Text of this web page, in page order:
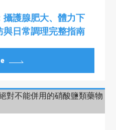
攝護腺肥大、體力下
日常調理完整指南